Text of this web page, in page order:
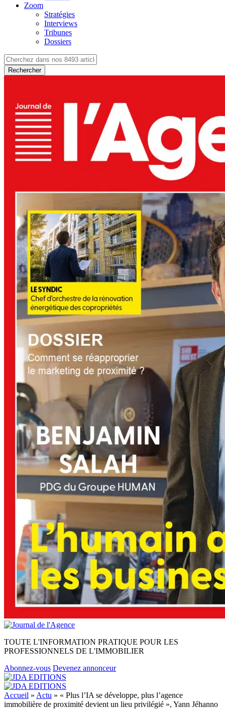
Zoom
Stratégies
Interviews
Tribunes
Dossiers
Rechercher
TOUTE L'INFORMATION PRATIQUE POUR LES
PROFESSIONNELS DE L'IMMOBILIER
Abonnez-vous Devenez annonceur
Accueil » Actu » « Plus l’IA se développe, plus l’agence
immobilière de proximité devient un lieu privilégié », Yann Jéhanno